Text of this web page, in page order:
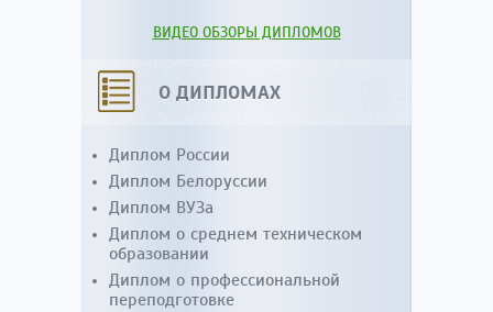
ВИДЕО ОБЗОРЫ ДИПЛОМОВ
О ДИПЛОМАХ
Диплом России
Диплом Белоруссии
Диплом ВУЗа
Диплом о среднем техническом
образовании
Диплом о профессиональной
переподготовке